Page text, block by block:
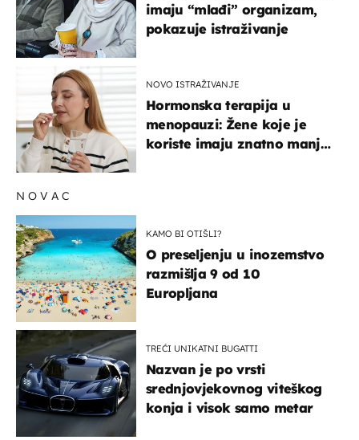
imaju “mlađi” organizam,
pokazuje istraživanje
NOVO ISTRAŽIVANJE
Hormonska terapija u
menopauzi: Žene koje je
koriste imaju znatno manji
NOVAC
KAMO BI OTIŠLI?
O preseljenju u inozemstvo
razmišlja 9 od 10
Europljana
TREĆI UNIKATNI BUGATTI
Nazvan je po vrsti
srednjovjekovnog viteškog
konja i visok samo metar